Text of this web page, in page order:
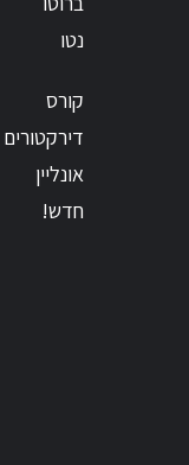
נטו
קורס
דירקטורים
אונליין
חדש!